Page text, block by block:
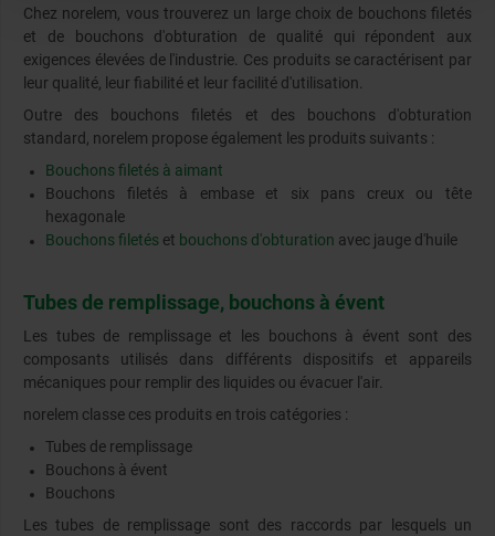
Chez norelem, vous trouverez un large choix de bouchons filetés
et de bouchons d'obturation de qualité qui répondent aux
exigences élevées de l'industrie. Ces produits se caractérisent par
leur qualité, leur fiabilité et leur facilité d'utilisation.
Outre des bouchons filetés et des bouchons d'obturation
standard, norelem propose également les produits suivants :
Bouchons filetés à aimant
Bouchons filetés à embase et six pans creux ou tête
hexagonale
Bouchons filetés et bouchons d'obturation avec jauge d'huile
Tubes de remplissage, bouchons à évent
Les tubes de remplissage et les bouchons à évent sont des
composants utilisés dans différents dispositifs et appareils
mécaniques pour remplir des liquides ou évacuer l'air.
norelem classe ces produits en trois catégories :
Tubes de remplissage
Bouchons à évent
Bouchons
Les tubes de remplissage sont des raccords par lesquels un